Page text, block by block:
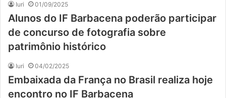
Iuri 01/09/2025
Alunos do IF Barbacena poderão participar
de concurso de fotografia sobre
patrimônio histórico
Iuri 04/02/2025
Embaixada da França no Brasil realiza hoje
encontro no IF Barbacena